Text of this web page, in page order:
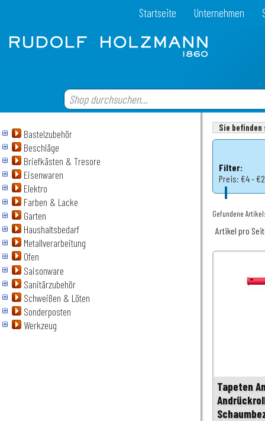
Startseite Unternehmen
Bastelzubehör
Beschläge
Briefkästen & Tresore
Eisenwaren
Elektro
Farben & Lacke
Garten
Haushaltsbedarf
Metallverarbeitung
Ofen
Saisonware
Sanitärzubehör
Schweißen & Löten
Sonderposten
Werkzeug
Sie
Filter:
Preis: €4 -
Gefundene
Artikel pro
Tapeten